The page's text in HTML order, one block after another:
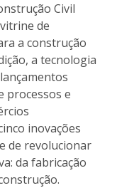
Civil
de
a construção
a tecnologia
processos e
inovações
de revolucionar
da fabricação